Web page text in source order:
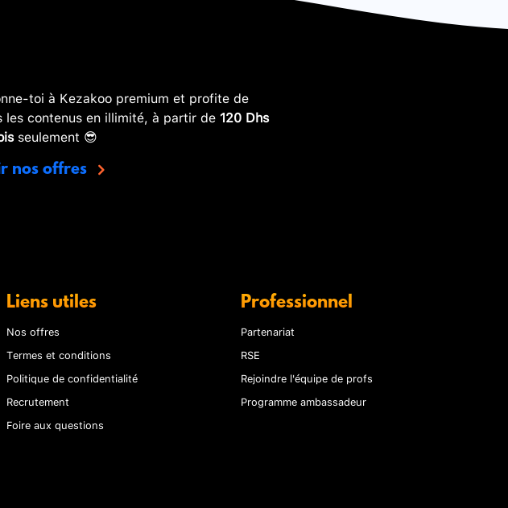
toi à Kezakoo premium et profite de
les contenus en illimité, à partir de 120 Dhs
seulement 😎
nos offres
Liens utiles
Nos offres
Termes et conditions
Politique de confidentialité
Recrutement
Foire aux questions
Professionnel
Partenariat
RSE
Rejoindre l'équipe de profs
Programme ambassadeur